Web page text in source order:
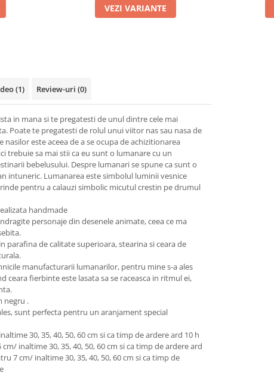
VEZI VARIANTE
(1) Review-uri (0)
in mana si te pregatesti de unul dintre cele mai
Poate te pregatesti de rolul unui viitor nas sau nasa de
este aceea de a se ocupa de achizitionarea
trebuie sa mai stii ca eu sunt o lumanare cu un
bebelusului. Despre lumanari se spune ca sunt o
intuneric. Lumanarea este simbolul luminii vesnice
pentru a calauzi simbolic micutul crestin pe drumul
handmade
personaje din desenele animate, ceea ce ma
parafina de calitate superioara, stearina si ceara de
manufacturarii lumanarilor, pentru mine s-a ales
ceara fierbinte este lasata sa se raceasca in ritmul ei,
negru .
sunt perfecta pentru un aranjament special
30, 35, 40, 50, 60 cm si ca timp de ardere ard 10 h
inaltime 30, 35, 40, 50, 60 cm si ca timp de ardere ard
7 cm/ inaltime 30, 35, 40, 50, 60 cm si ca timp de